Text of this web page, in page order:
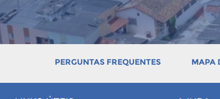
PERGUNTAS FREQUENTES MAPA